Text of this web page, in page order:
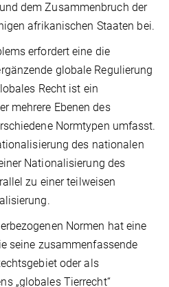
dem Zusammenbruch der
afrikanischen Staaten bei.
erfordert eine die
globale Regulierung
Recht ist ein
mehrere Ebenen des
Normtypen umfasst.
des nationalen
Nationalisierung des
zu einer teilweisen
Normen hat eine
seine zusammenfassende
oder als
„globales Tierrecht“